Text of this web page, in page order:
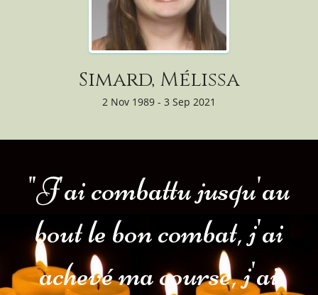
Simard, Mélissa
2 Nov 1989 - 3 Sep 2021
"J'ai combattu jusqu'au
bout le bon combat, j'ai
achevé ma course, j'ai